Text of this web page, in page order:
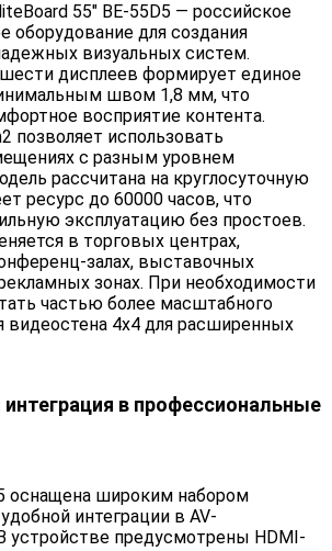
55" BE-55D5 — российское
оборудование для создания
визуальных систем.
дисплеев формирует единое
швом 1,8 мм, что
восприятие контента.
позволяет использовать
с разным уровнем
рассчитана на круглосуточную
ресурс до 60000 часов, что
эксплуатацию без простоев.
в торговых центрах,
залах, выставочных
зонах. При необходимости
частью более масштабного
видеостена 4х4 для расширенных
в профессиональные
оснащена широким набором
интеграции в AV-
устройстве предусмотрены HDMI-